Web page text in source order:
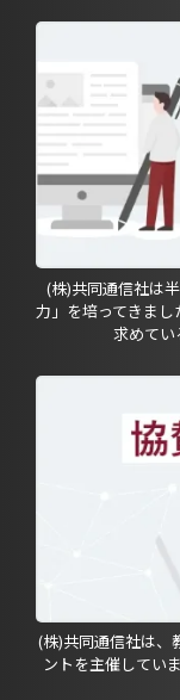
(株)共同通信社は
力」を培ってきま
求めてい
(株)共同通信社は、
ントを主催してい